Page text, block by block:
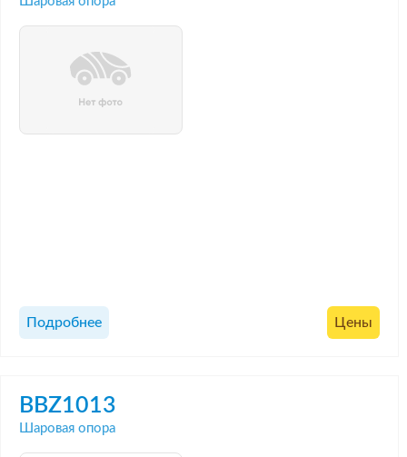
Подробнее Цены
BBZ1013
Шаровая опора